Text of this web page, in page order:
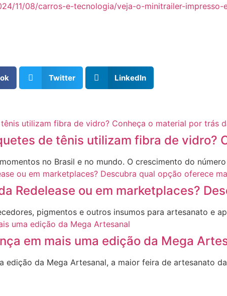
11/08/carros-e-tecnologia/veja-o-minitrailer-
Twitter LinkedIn
de tênis utilizam fibra de vidro?
no Brasil e no mundo. O crescimento do
Redelease ou em marketplaces?
pigmentos e outros insumos para artesanato e
em mais uma edição da Mega
edição da Mega Artesanal, a maior feira de artesanato